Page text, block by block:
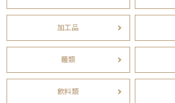
加工品
麺類
飲料類